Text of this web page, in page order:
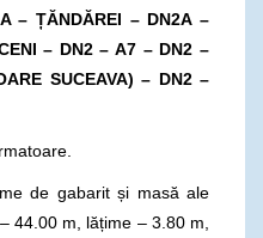
– ȚĂNDĂREI – DN2A –
– DN2 – A7 – DN2 –
SUCEAVA) – DN2 –
de gabarit și masă ale
44.00 m, lățime – 3.80 m,